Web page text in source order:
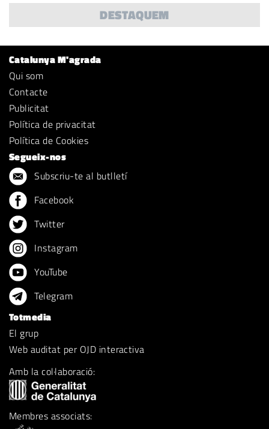
DESTAQUEM
Catalunya M'agrada
Qui som
Contacte
Publicitat
Política de privacitat
Política de Cookies
Segueix-nos
Subscriu-te al butlletí
Facebook
Twitter
Instagram
YouTube
Telegram
Totmedia
El grup
Web auditat per OJD interactiva
Amb la col·laboració:
Membres associats: